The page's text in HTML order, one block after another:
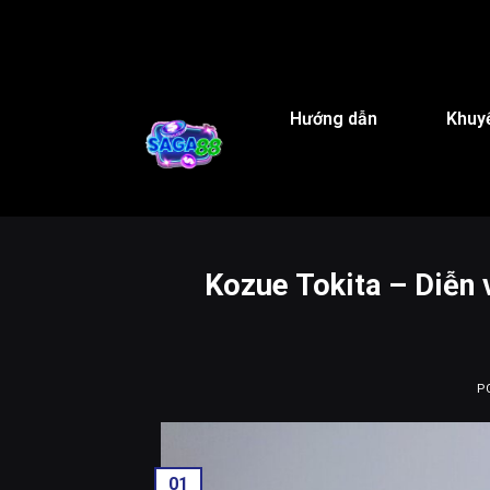
Hướng dẫn
Kozue Tokita – Diễn
01